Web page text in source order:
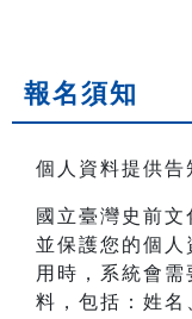
報名須知
個人資料提供告
國立臺灣史前
並保護您的個
用時，系統會
料，包括：姓名